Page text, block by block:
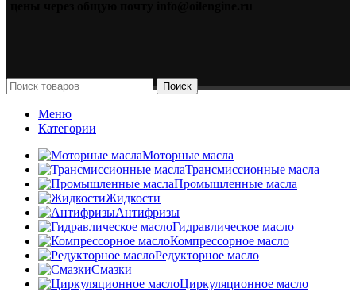
Поиск
Меню
Категории
Моторные масла
Трансмиссионные масла
Промышленные масла
Жидкости
Антифризы
Гидравлическое масло
Компрессорное масло
Редукторное масло
Смазки
Циркуляционное масло